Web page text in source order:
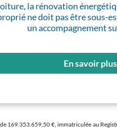
la rénovation
ne doit pas être sous-
un accompagnement
En savoir plus
€, immatriculée au